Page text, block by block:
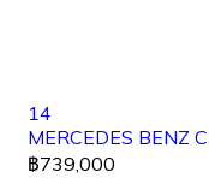
14
MERCEDES BENZ
฿739,000